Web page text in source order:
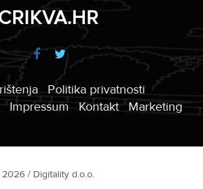
Politika privatnosti
Impressum Kontakt Marketing
2026 / Digitality d.o.o.